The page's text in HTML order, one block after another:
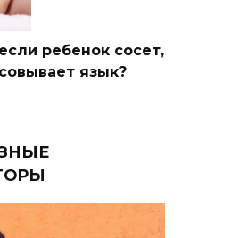
ребенок сосет,
язык?